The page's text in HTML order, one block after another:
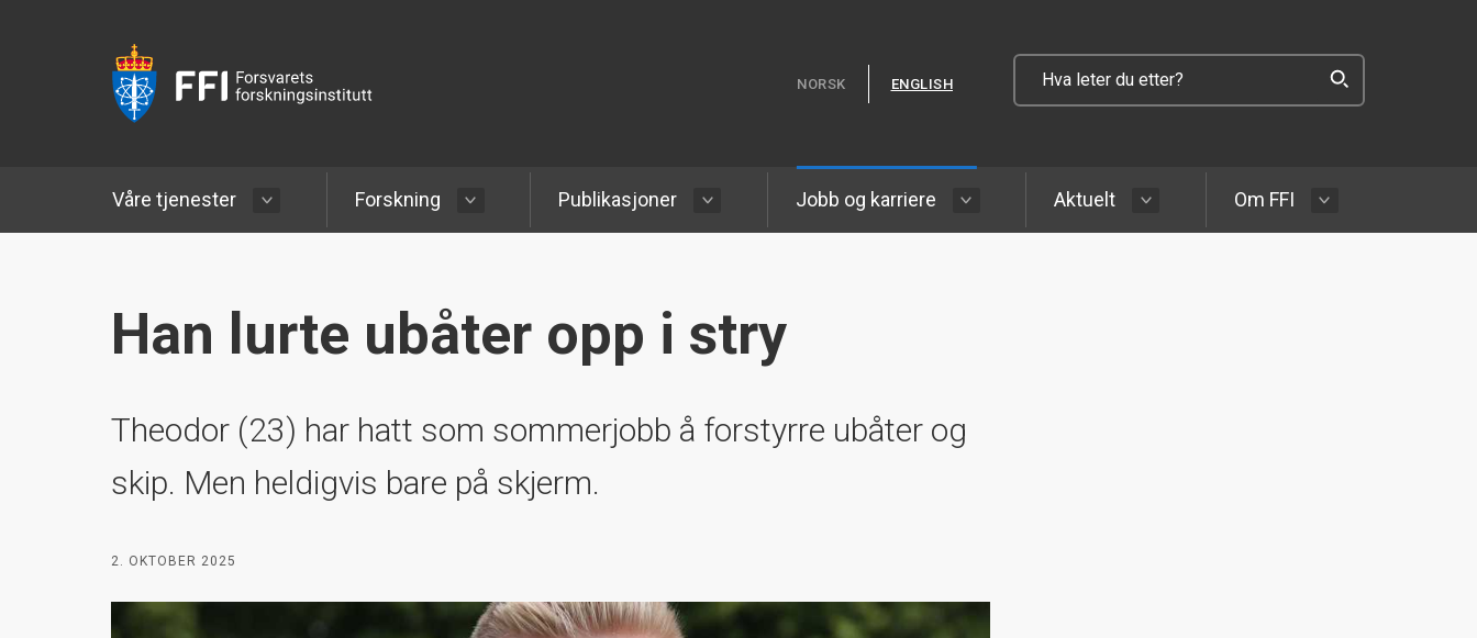
NORSK ENGLISH
Våre tjenester Forskning Publikasjoner Jobb og karriere Aktuelt Om FFI
Han lurte ubåter opp i stry
Theodor (23) har hatt som sommerjobb å forstyrre ubåter og
skip. Men heldigvis bare på skjerm.
2. OKTOBER 2025